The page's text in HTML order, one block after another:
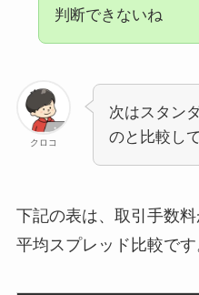
判断できないね
クロコ
次はスタン
のと比較し
下記の表は、取引手数
平均スプレッド比較です